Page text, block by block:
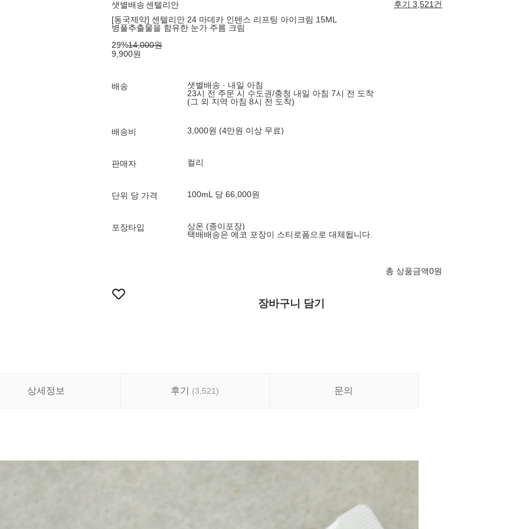
샛별배송센텔리안
후기 3,521건
[동국제약] 센텔리안 24 마데카 인텐스 리프팅 아이크림 15ML
병풀추출물을 함유한 눈가 주름 크림
29%14,000원
9,900원
배송
샛별배송 · 내일 아침
23시 전 주문 시 수도권/충청 내일 아침 7시 전 도착
(그 외 지역 아침 8시 전 도착)
배송비 3,000원 (4만원 이상 무료)
판매자 컬리
단위 당 가격 100mL 당 66,000원
포장타입
상온 (종이포장)
택배배송은 에코 포장이 스티로폼으로 대체됩니다.
총 상품금액0원
장바구니 담기
상세정보 후기 (3,521) 문의